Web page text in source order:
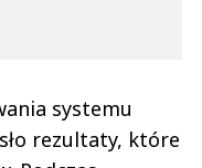
systemu
rezultaty, które